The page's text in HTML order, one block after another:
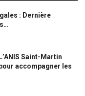
: Dernière
Saint-Martin
accompagner les